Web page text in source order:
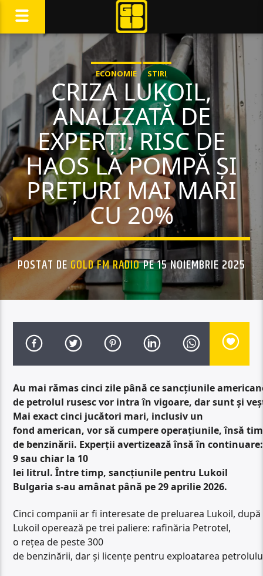
ECONOMIE STIRI
CRIZA LUKOIL,
ANALIZATĂ DE
EXPERȚI: RISC DE
HAOS LA POMPĂ ȘI
PREȚURI MAI MARI
CU 20%
POSTAT DEGOLD FM RADIOPE 15 NOIEMBRIE 2025
Au mai rămas cinci zile până ce sancțiunile
de petrolul rusesc vor intra în vigoare, dar sunt și
Mai exact cinci jucători mari, inclusiv un
fond american, vor să cumpere operaţiunile, însă
de benzinării. Experții avertizează însă în
9 sau chiar la 10
lei litrul. Între timp, sancţiunile pentru Lukoil
Bulgaria s-au amânat până pe 29 aprilie 2026.
Cinci companii ar fi interesate de preluarea Lukoil,
Lukoil operează pe trei paliere: rafinăria Petrotel,
o rețea de peste 300
de benzinării, dar și licențe pentru exploatarea